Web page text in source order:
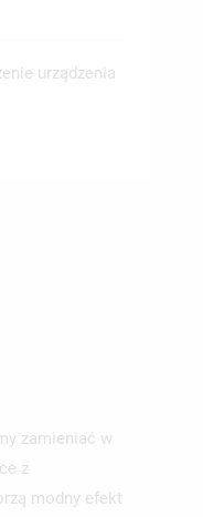
urządzenia
zamieniać w
z
modny efekt